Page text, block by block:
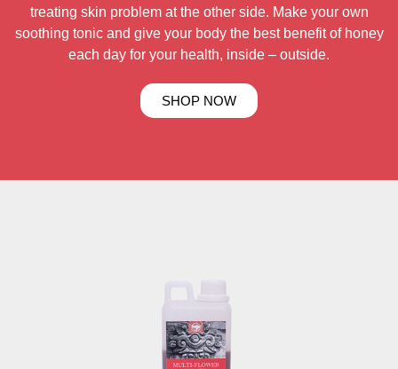
treating skin problem at the other side. Make your own
soothing tonic and give your body the best benefit of honey
each day for your health, inside – outside.
SHOP NOW